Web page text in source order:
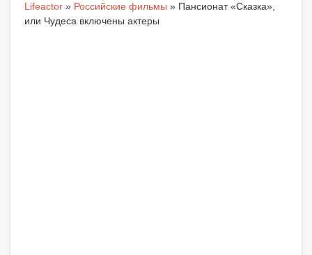
Lifeactor » Российские фильмы » Пансионат «Сказка»,
или Чудеса включены актеры